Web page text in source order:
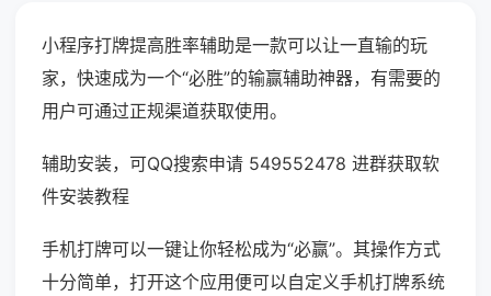
小程序打牌提高胜率辅助是一款可以让一直输的玩
家，快速成为一个“必胜”的输赢辅助神器，有需要的
用户可通过正规渠道获取使用。
辅助安装，可QQ搜索申请 549552478 进群获取软
件安装教程
手机打牌可以一键让你轻松成为“必赢”。其操作方式
十分简单，打开这个应用便可以自定义手机打牌系统